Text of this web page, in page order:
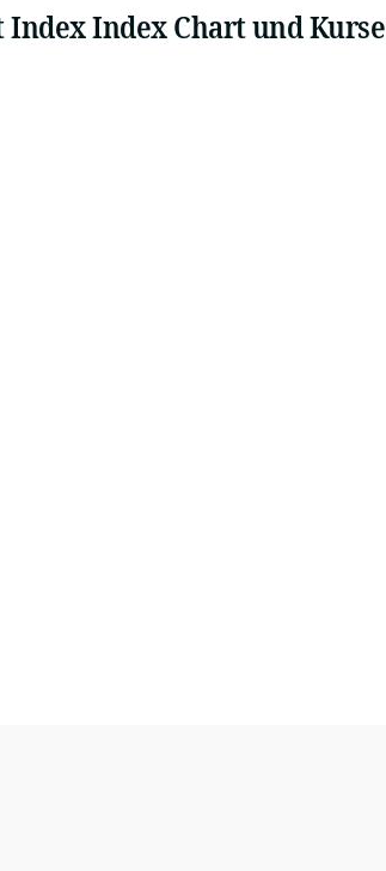
Index Index Chart und Kurse